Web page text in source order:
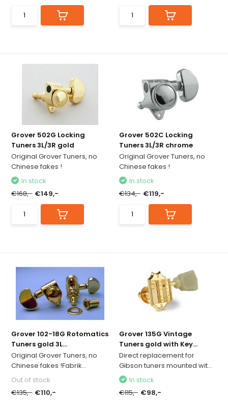
Grover 502G Locking
Tuners 3L/3R gold
Original Grover Tuners, no
Chinese fakes !
In stock
€168,- €149,-
Grover 502C Locking
Tuners 3L/3R chrome
Original Grover Tuners, no
Chinese fakes !
In stock
€134,- €119,-
Grover 102-18G Rotomatics
Tuners gold 3L...
Original Grover Tuners, no
Chinese fakes !Fabrik...
Out of stock
€135,- €110,-
Grover 135G Vintage
Tuners gold with Key...
Direct replacement for
Gibson tuners mounted wit...
In stock
€115,- €98,-